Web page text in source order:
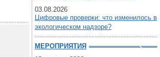
03.08.2026
Цифровые проверки: что изменилось в
экологическом надзоре?
МЕРОПРИЯТИЯ